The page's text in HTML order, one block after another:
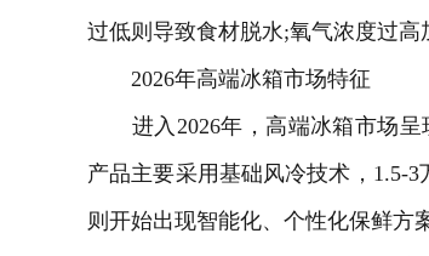
过低则导致食材脱水;氧气浓度过高
2026年高端冰箱市场特征
进入2026年，高端冰箱市场呈
产品主要采用基础风冷技术，1.5-
则开始出现智能化、个性化保鲜方